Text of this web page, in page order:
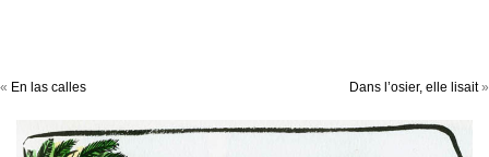
« En las calles Dans l’osier, elle lisait»